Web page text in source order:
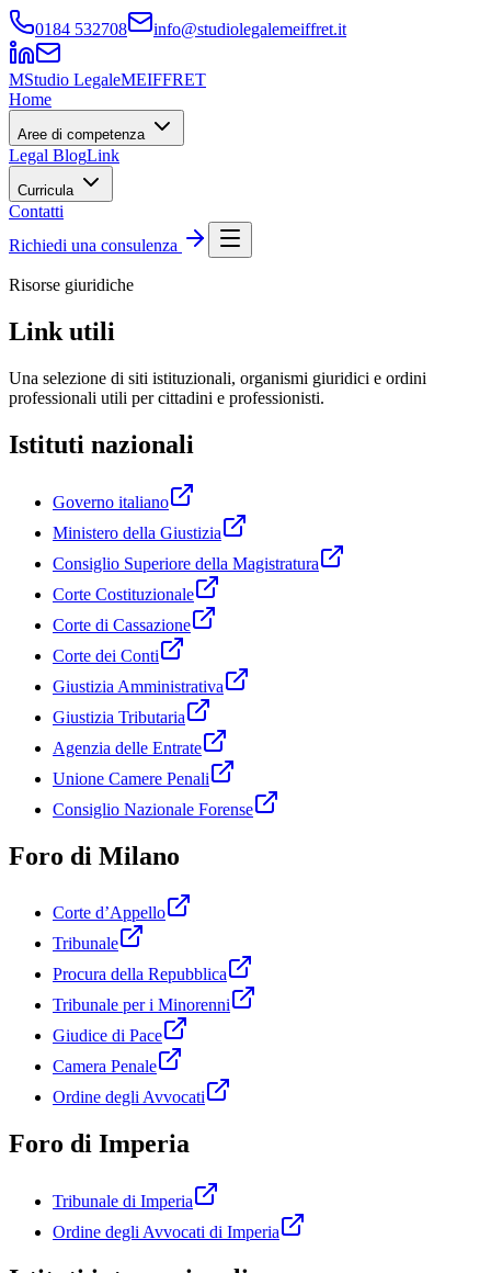
0184 532708 info@studiolegalemeiffret.it
MStudio LegaleMEIFFRET
Home
Aree di competenza
Legal BlogLink
Curricula
Contatti
Richiedi una consulenza
Risorse giuridiche
Link utili
Una selezione di siti istituzionali, organismi giuridici e ordini
professionali utili per cittadini e professionisti.
Istituti nazionali
Governo italiano
Ministero della Giustizia
Consiglio Superiore della Magistratura
Corte Costituzionale
Corte di Cassazione
Corte dei Conti
Giustizia Amministrativa
Giustizia Tributaria
Agenzia delle Entrate
Unione Camere Penali
Consiglio Nazionale Forense
Foro di Milano
Corte d’Appello
Tribunale
Procura della Repubblica
Tribunale per i Minorenni
Giudice di Pace
Camera Penale
Ordine degli Avvocati
Foro di Imperia
Tribunale di Imperia
Ordine degli Avvocati di Imperia